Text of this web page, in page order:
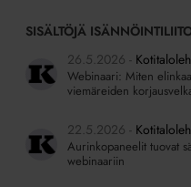
SISÄLTÖJÄ
26.5.2026
Webinaari: Miten
viemäreiden
22.5.2026
Aurinkopaneelit tuovat
webinaariin